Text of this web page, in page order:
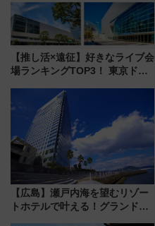
【推し活×遠征】好きなライブ会
場ランキングTOP3！ 東京ドー
由と交通アクセス術、ライブ会
場に何を求める？
【広島】瀬戸内海を望むリゾー
トホテルで叶える！グランドプ